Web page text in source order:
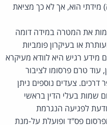
הוא, אך לא כך מציאת
את המטרה במידה דומה
או בעיקרון פומביות
מידע רגיש היא לוודא מעיקרא
עוד טרם פרסומו לציבור
צעדים נוספים ניתן
שמות בעלי הדין בראשי
לפגיעה הנגרמת
פס"ד ופועלת על-מנת